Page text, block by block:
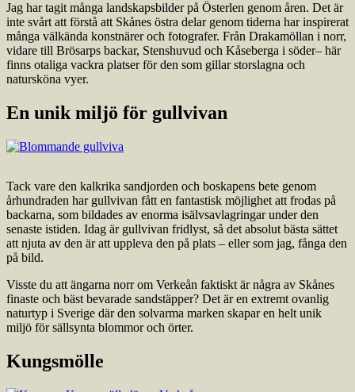
Jag har tagit många landskapsbilder på Österlen genom åren. Det är
inte svårt att förstå att Skånes östra delar genom tiderna har inspirerat
många välkända konstnärer och fotografer. Från Drakamöllan i norr,
vidare till Brösarps backar, Stenshuvud och Kåseberga i söder– här
finns otaliga vackra platser för den som gillar storslagna och
natursköna vyer.
En unik miljö för gullvivan
Tack vare den kalkrika sandjorden och boskapens bete genom
århundraden har gullvivan fått en fantastisk möjlighet att frodas på
backarna, som bildades av enorma isälvsavlagringar under den
senaste istiden. Idag är gullvivan fridlyst, så det absolut bästa sättet
att njuta av den är att uppleva den på plats – eller som jag, fånga den
på bild.
Visste du att ängarna norr om Verkeån faktiskt är några av Skånes
finaste och bäst bevarade sandstäpper? Det är en extremt ovanlig
naturtyp i Sverige där den solvarma marken skapar en helt unik
miljö för sällsynta blommor och örter.
Kungsmölle